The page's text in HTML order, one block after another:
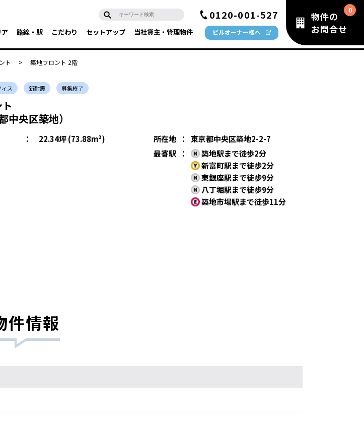
0120-001-527
路線・駅 こだわり セットアップ 当社貸主・管理物件 ビルオーナー様へ
物件の
お問合せ
ト > 築地フロント 2階
ス 新耐震 募集終了
中央区築地）
： 22.34坪 (73.88m²) 所在地 ：
東京都中央区築地2-2-7
最寄駅
：
築地駅まで徒歩2分
新富町駅まで徒歩2分
東銀座駅まで徒歩9分
八丁堀駅まで徒歩9分
築地市場駅まで徒歩11分
件情報